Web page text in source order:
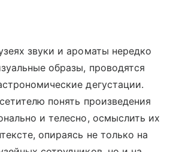
звуки и ароматы нередко
образы, проводятся
дегустации.
понять произведения
и телесно, осмыслить их
опираясь не только на